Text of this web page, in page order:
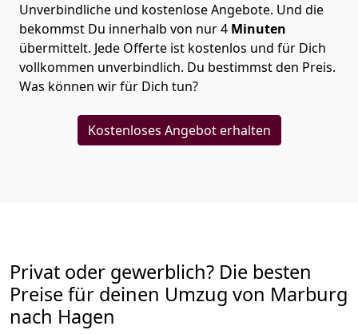
Unverbindliche und kostenlose Angebote. Und die
bekommst Du innerhalb von nur4 Minuten
übermittelt. Jede Offerte ist kostenlos und für Dich
vollkommen unverbindlich. Du bestimmst den Preis.
Was können wir für Dich tun?
Kostenloses Angebot erhalten
Privat oder gewerblich? Die besten
Preise für deinen Umzug von Marburg
nach Hagen